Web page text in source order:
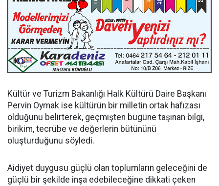
Kültür ve Turizm Bakanlığı Halk Kültürü Daire Başkanı
Pervin Oymak ise kültürün bir milletin ortak hafızası
olduğunu belirterek, geçmişten bugüne taşınan bilgi,
birikim, tecrübe ve değerlerin bütününü
oluşturduğunu söyledi.
Aidiyet duygusu güçlü olan toplumların geleceğini de
güçlü bir şekilde inşa edebileceğine dikkati çeken